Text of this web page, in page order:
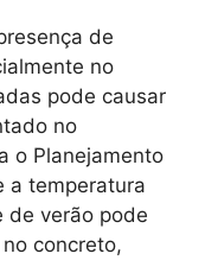
de
no
pode causar
no
o Planejamento
a temperatura
de verão pode
concreto,